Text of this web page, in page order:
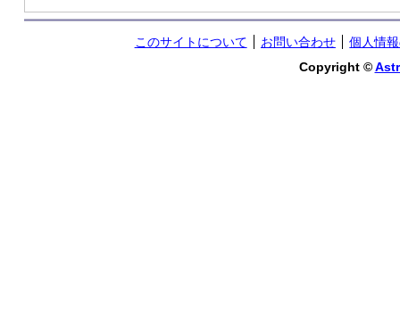
このサイトについて お問い合わせ
個人情
Copyright ©